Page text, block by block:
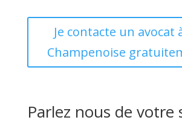
Je contacte un avocat
Champenoise
Parlez nous de votre